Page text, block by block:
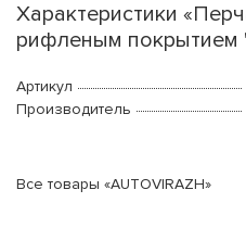
Характеристики
рифленым покрытием
Артикул
Производитель
Все товары «AUTOVIRAZH»